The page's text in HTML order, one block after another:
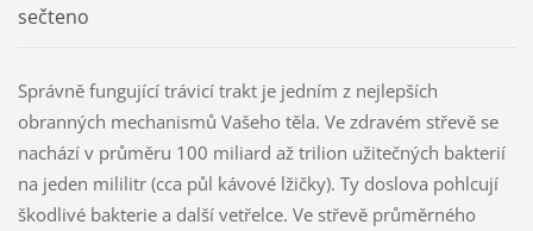
sečteno
Správně fungující trávicí trakt je jedním z nejlepších
obranných mechanismů Vašeho těla. Ve zdravém střevě se
nachází v průměru 100 miliard až trilion užitečných bakterií
na jeden mililitr (cca půl kávové lžičky). Ty doslova pohlcují
škodlivé bakterie a další vetřelce. Ve střevě průměrného